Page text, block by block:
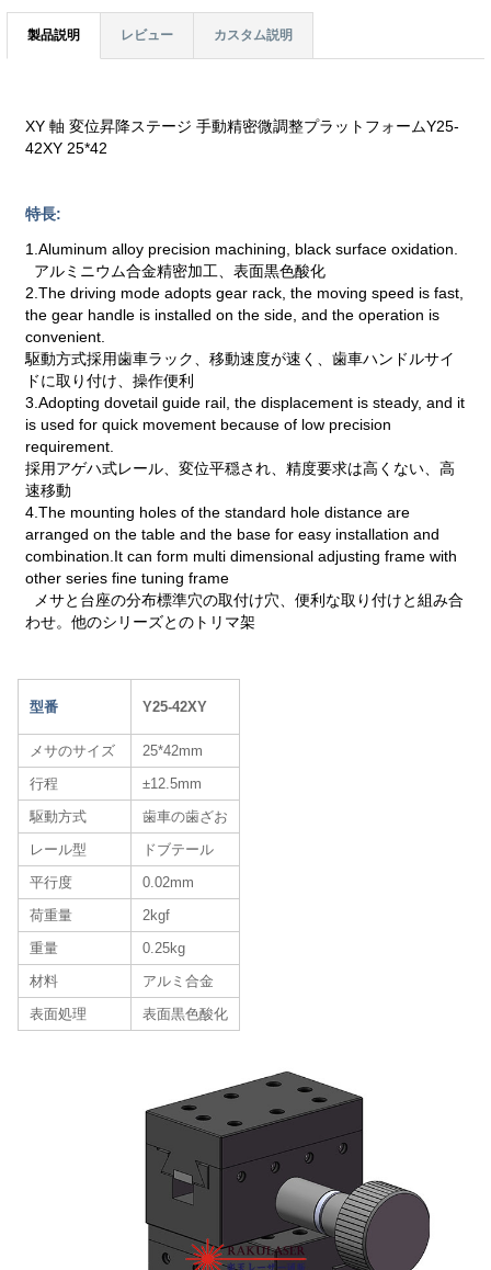
製品説明 レビュー カスタム説明
XY 軸 変位昇降ステージ 手動精密微調整プラットフォームY25-
42XY 25*42
特長:
1.Aluminum alloy precision machining, black surface oxidation.
アルミニウム合金精密加工、表面黒色酸化
2.The driving mode adopts gear rack, the moving speed is fast,
the gear handle is installed on the side, and the operation is
convenient.
駆動方式採用歯車ラック、移動速度が速く、歯車ハンドルサイ
ドに取り付け、操作便利
3.Adopting dovetail guide rail, the displacement is steady, and it
is used for quick movement because of low precision
requirement.
採用アゲハ式レール、変位平穏され、精度要求は高くない、高
速移動
4.The mounting holes of the standard hole distance are
arranged on the table and the base for easy installation and
combination.It can form multi dimensional adjusting frame with
other series fine tuning frame
メサと台座の分布標準穴の取付け穴、便利な取り付けと組み合
わせ。他のシリーズとのトリマ架
型番 Y25-42XY
メサのサイズ
25*42mm
行程
±12.5mm
駆動方式
歯車の歯ざお
レール型
ドブテール
平行度
0.02mm
荷重量
2kgf
重量
0.25kg
材料
アルミ合金
表面処理
表面黒色酸化